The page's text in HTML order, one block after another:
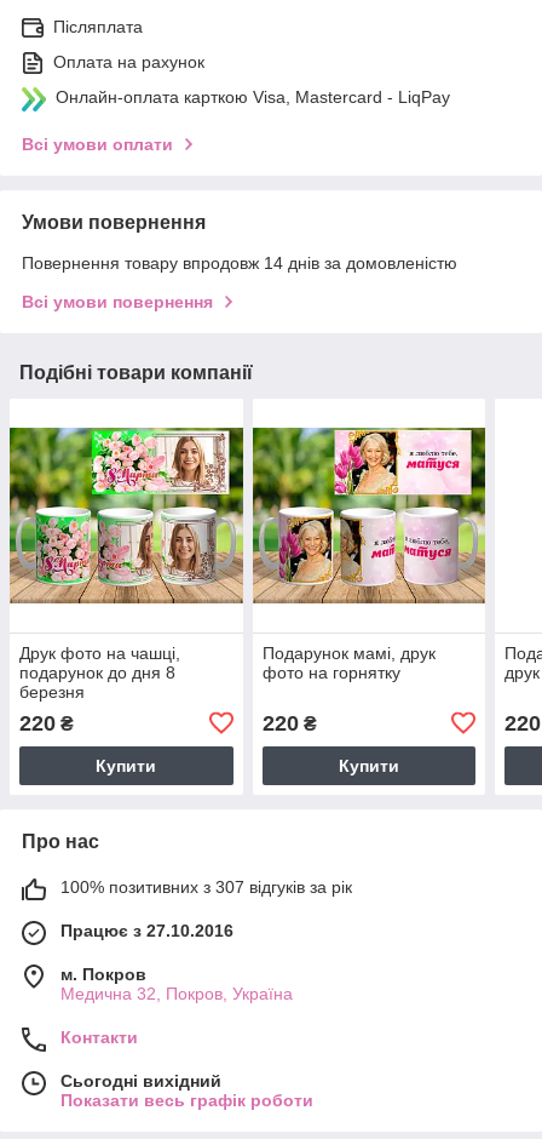
Післяплата
Оплата на рахунок
Онлайн-оплата карткою Visa, Mastercard - LiqPay
Всі умови оплати
Умови повернення
Повернення товару впродовж 14 днів за домовленістю
Всі умови повернення
Подібні товари компанії
Друк фото на чашці,
подарунок до дня 8
березня
220 ₴
Купити
Подарунок мамі, друк
фото на горнятку
220₴
Купити
220
Про нас
100% позитивних з 307 відгуків за рік
Працює з 27.10.2016
м. Покров
Медична 32, Покров, Україна
Контакти
Сьогодні вихідний
Показати весь графік роботи